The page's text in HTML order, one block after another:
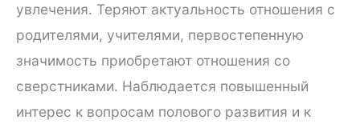
увлечения. Теряют актуальность отношения с
родителями, учителями, первостепенную
значимость приобретают отношения со
сверстниками. Наблюдается повышенный
интерес к вопросам полового развития и к